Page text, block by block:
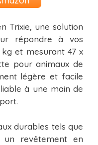
Trixie, une solution
répondre à vos
kg et mesurant 47 x
pour animaux de
légère et facile
à une main de
durables tels que
revêtement en